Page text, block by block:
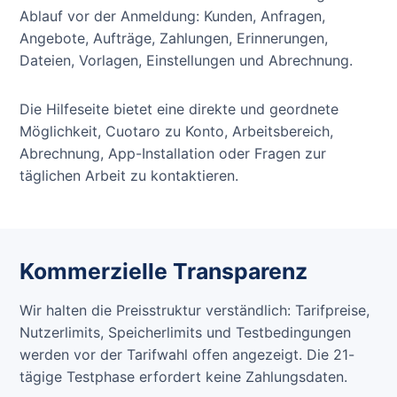
Ablauf vor der Anmeldung: Kunden, Anfragen,
Angebote, Aufträge, Zahlungen, Erinnerungen,
Dateien, Vorlagen, Einstellungen und Abrechnung.
Die Hilfeseite bietet eine direkte und geordnete
Möglichkeit, Cuotaro zu Konto, Arbeitsbereich,
Abrechnung, App-Installation oder Fragen zur
täglichen Arbeit zu kontaktieren.
Kommerzielle Transparenz
Wir halten die Preisstruktur verständlich: Tarifpreise,
Nutzerlimits, Speicherlimits und Testbedingungen
werden vor der Tarifwahl offen angezeigt. Die 21-
tägige Testphase erfordert keine Zahlungsdaten.